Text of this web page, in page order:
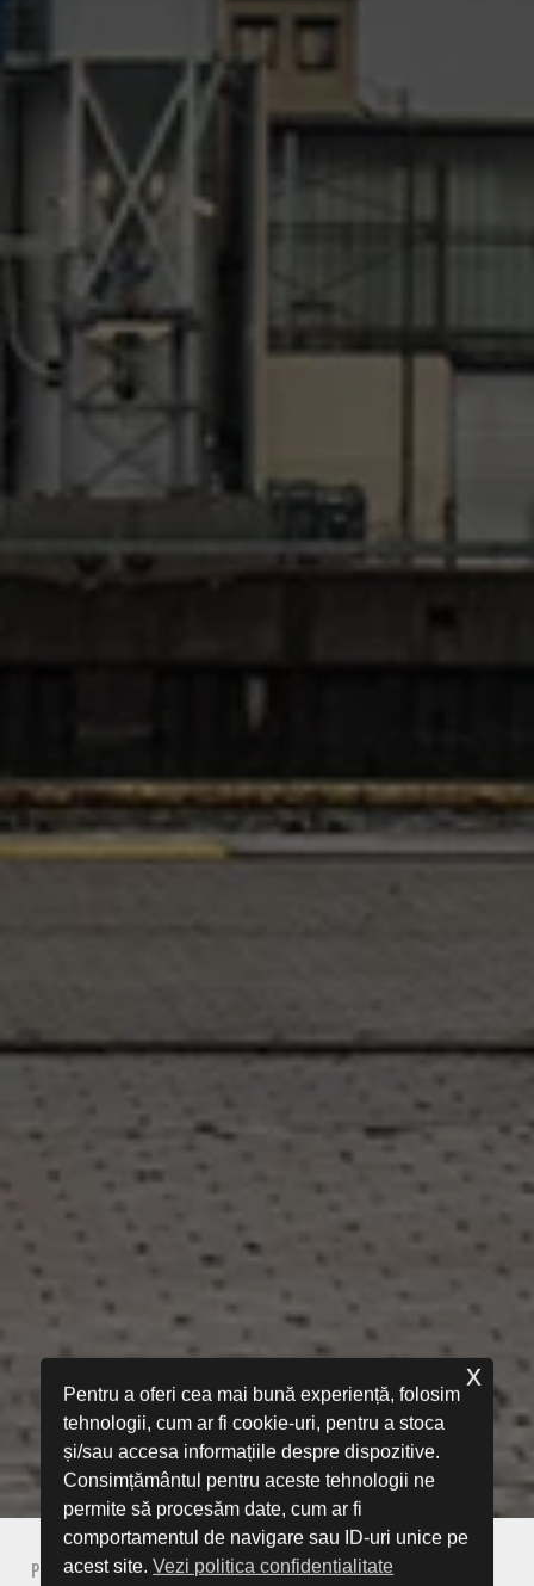
Pentru a oferi cea mai bună experiență, folosim
tehnologii, cum ar fi cookie-uri, pentru a stoca
și/sau accesa informațiile despre dispozitive.
Consimțământul pentru aceste tehnologii ne
permite să procesăm date, cum ar fi
comportamentul de navigare sau ID-uri unice pe
acest site.Vezi politica confidentialitate
x
Prima pagină Hyster
Produse Hyster